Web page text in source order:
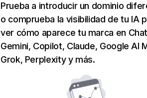
Prueba a introducir un dominio
o comprueba la visibilidad de tu IA
ver cómo aparece tu marca en
Gemini, Copilot, Claude, Google AI
Grok, Perplexity y más.